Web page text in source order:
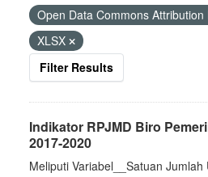
Open Data Commons Attribution
XLSX
Filter Results
Indikator RPJMD Biro
2017-2020
Meliputi Variabel__Satuan